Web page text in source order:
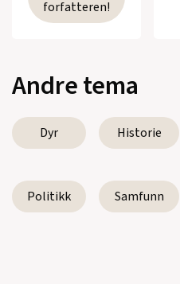
forfatteren!
Andre tema
Dyr Historie
Politikk Samfunn